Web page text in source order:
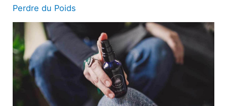
Perdre du Poids